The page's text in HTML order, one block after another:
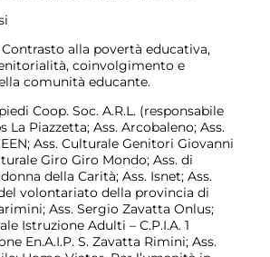
Contrasto alla povertà educativa,
coinvolgimento e
comunità educante.
Coop. Soc. A.R.L. (responsabile
La Piazzetta; Ass. Arcobaleno; Ass.
Ass. Culturale Genitori Giovanni
Giro Giro Mondo; Ass. di
della Carità; Ass. Isnet; Ass.
volontariato della provincia di
Ass. Sergio Zavatta Onlus;
Istruzione Adulti – C.P.I.A. 1
En.A.I.P. S. Zavatta Rimini; Ass.